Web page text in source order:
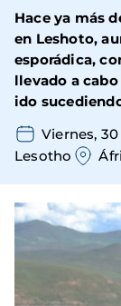
Hace ya más
en Leshoto,
esporádica,
llevado a
ido
Viernes,
Lesotho